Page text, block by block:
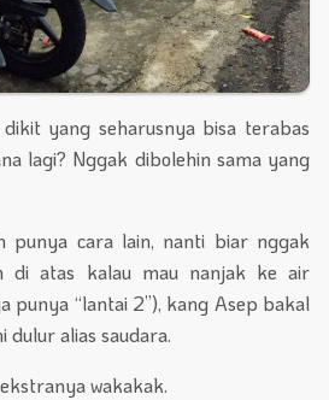
yang seharusnya bisa terabas
lagi? Nggak dibolehin sama yang
punya cara lain, nanti biar nggak
di atas kalau mau nanjak ke air
punya “lantai 2”), kang Asep bakal
alias saudara.
wakakak.